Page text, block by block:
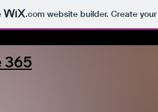
.comwebsite builder. Create
365